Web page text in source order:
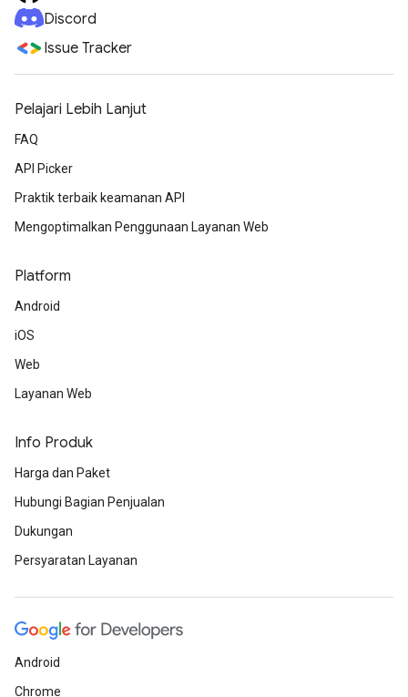
Discord
Issue Tracker
Pelajari Lebih Lanjut
FAQ
API Picker
Praktik terbaik keamanan API
Mengoptimalkan Penggunaan Layanan Web
Platform
Android
iOS
Web
Layanan Web
Info Produk
Harga dan Paket
Hubungi Bagian Penjualan
Dukungan
Persyaratan Layanan
Android
Chrome